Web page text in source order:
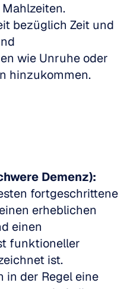
bezüglich Zeit und
wie Unruhe oder
hinzukommen.
Demenz):
fortgeschrittene
erheblichen
einen
funktioneller
ist.
in der Regel eine